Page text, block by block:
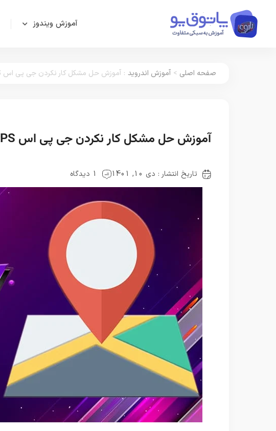
آموزش ویندوز
صفحه اصلی > آموزش اندروید : آموزش حل مشکل کار نکردن جی پی اس GPS گوشی با 10 روش
آموزش حل مشکل کار نکردن جی پی اس GPS گوشی با 10 روش
تاریخ انتشار : دی 10, 1401 1 دیدگاه